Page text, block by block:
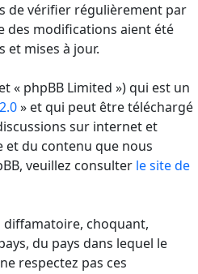
de vérifier régulièrement par
des modifications aient été
et mises à jour.
« phpBB Limited ») qui est un
» et qui peut être téléchargé
sur internet et
et du contenu que nous
veuillez consulter le site de
diffamatoire, choquant,
du pays dans lequel le
respectez pas ces